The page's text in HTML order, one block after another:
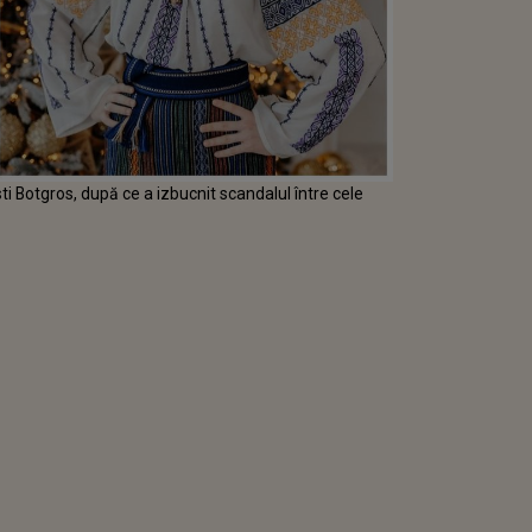
Botgros, după ce a izbucnit scandalul între cele